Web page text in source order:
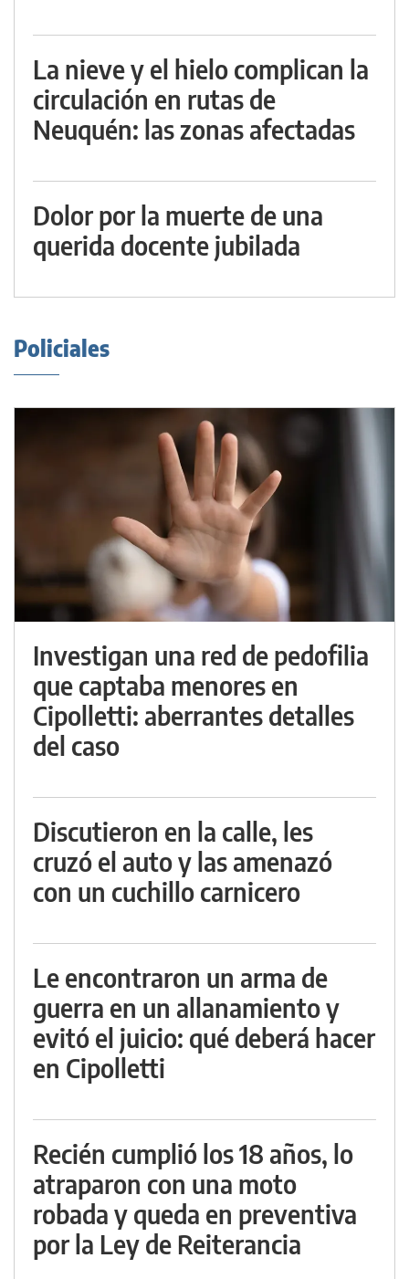
La nieve y el hielo complican la
circulación en rutas de
Neuquén: las zonas afectadas
Dolor por la muerte de una
querida docente jubilada
Policiales
Investigan una red de pedofilia
que captaba menores en
Cipolletti: aberrantes detalles
del caso
Discutieron en la calle, les
cruzó el auto y las amenazó
con un cuchillo carnicero
Le encontraron un arma de
guerra en un allanamiento y
evitó el juicio: qué deberá hacer
en Cipolletti
Recién cumplió los 18 años, lo
atraparon con una moto
robada y queda en preventiva
por la Ley de Reiterancia